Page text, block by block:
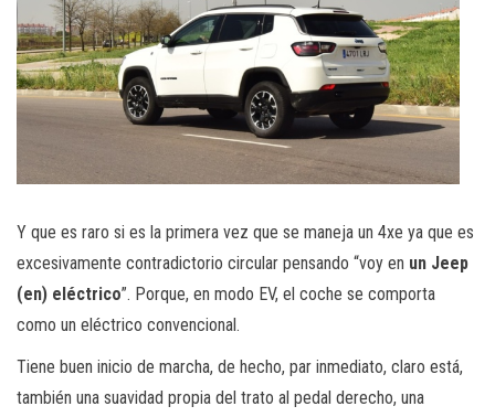
Y que es raro si es la primera vez que se maneja un 4xe ya que es
excesivamente contradictorio circular pensando “voy en un Jeep
(en) eléctrico”. Porque, en modo EV, el coche se comporta
como un eléctrico convencional.
Tiene buen inicio de marcha, de hecho, par inmediato, claro está,
también una suavidad propia del trato al pedal derecho, una